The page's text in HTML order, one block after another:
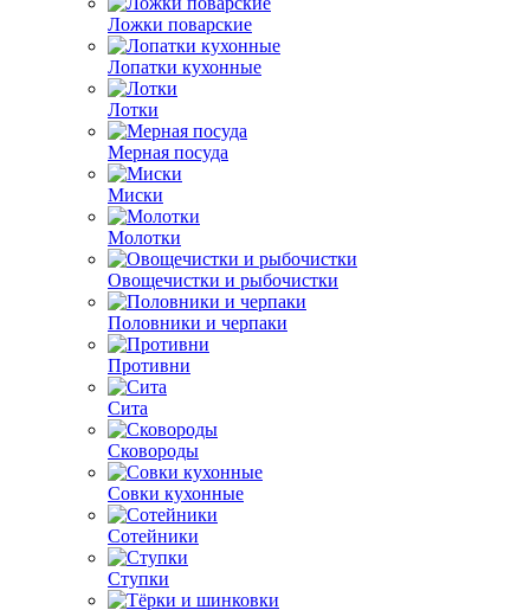
Ложки поварские
Лопатки кухонные
Лотки
Мерная посуда
Миски
Молотки
Овощечистки и рыбочистки
Половники и черпаки
Противни
Сита
Сковороды
Совки кухонные
Сотейники
Ступки